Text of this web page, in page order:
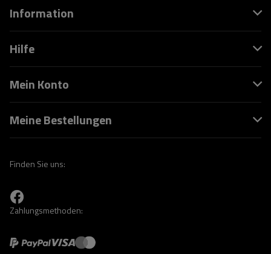
Information
Hilfe
Mein Konto
Meine Bestellungen
Finden Sie uns:
Zahlungsmethoden: